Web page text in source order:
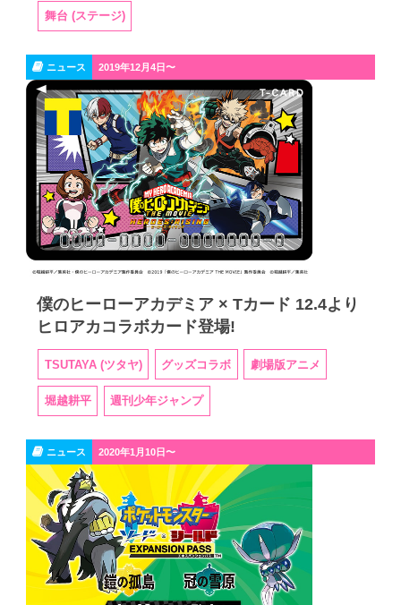
舞台 (ステージ)
ニュース 2019年12月4日〜
僕のヒーローアカデミア × Tカード 12.4より
ヒロアカコラボカード登場!
TSUTAYA (ツタヤ) グッズコラボ 劇場版アニメ
堀越耕平 週刊少年ジャンプ
ニュース 2020年1月10日〜